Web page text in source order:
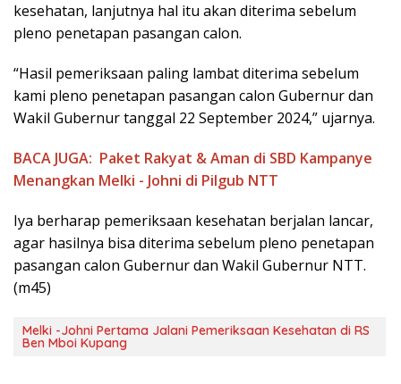
kesehatan, lanjutnya hal itu akan diterima sebelum
pleno penetapan pasangan calon.
“Hasil pemeriksaan paling lambat diterima sebelum
kami pleno penetapan pasangan calon Gubernur dan
Wakil Gubernur tanggal 22 September 2024,” ujarnya.
BACA JUGA: Paket Rakyat & Aman di SBD Kampanye
Menangkan Melki - Johni di Pilgub NTT
Iya berharap pemeriksaan kesehatan berjalan lancar,
agar hasilnya bisa diterima sebelum pleno penetapan
pasangan calon Gubernur dan Wakil Gubernur NTT.
(m45)
Melki -Johni Pertama Jalani Pemeriksaan Kesehatan di RS
Ben Mboi Kupang